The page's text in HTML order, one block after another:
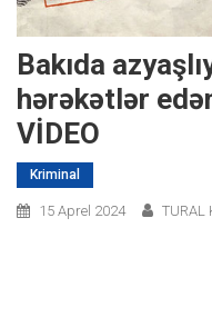
Bakıda
hərəkətlər
VİDEO
Kriminal
15 Aprel 2024 TURAL